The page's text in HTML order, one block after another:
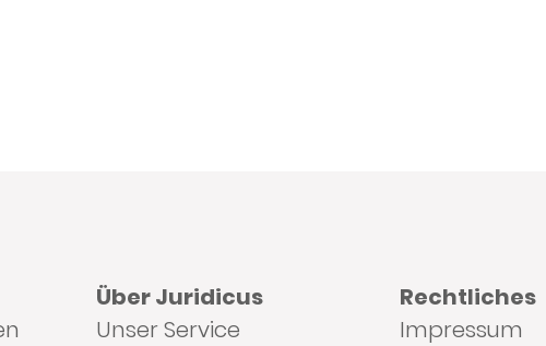
Über Juridicus
Unser Service
Rechtliches
Impressum